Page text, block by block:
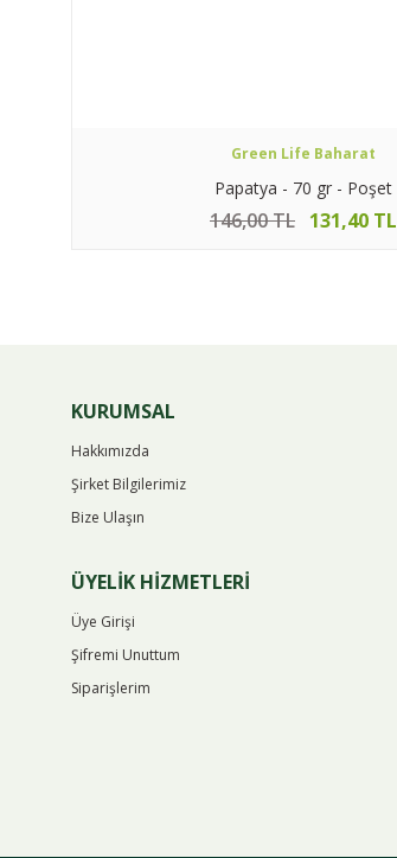
Green Life Baharat
Papatya - 70 gr - Poşet
146,00 TL 131,40 TL
KURUMSAL
Hakkımızda
Şirket Bilgilerimiz
Bize Ulaşın
ÜYELİK HİZMETLERİ
Üye Girişi
Şifremi Unuttum
Siparişlerim